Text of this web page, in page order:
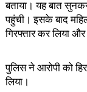
बताया। यह बात
पहुंची। इसके बाद
गिरफ्तार कर लिया
पुलिस ने आरोपी को
लिया।